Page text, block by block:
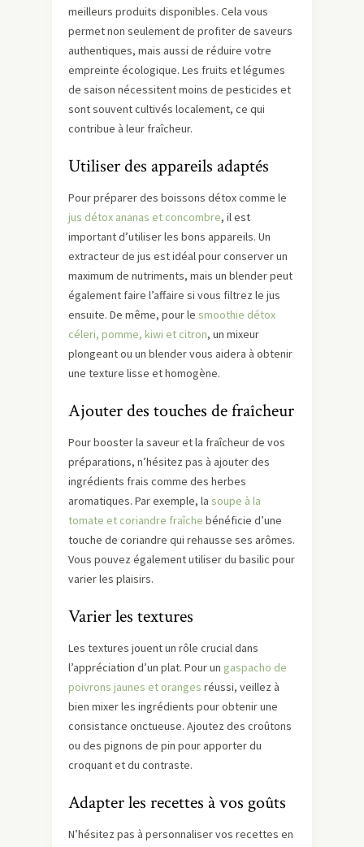
meilleurs produits disponibles. Cela vous
permet non seulement de profiter de saveurs
authentiques, mais aussi de réduire votre
empreinte écologique. Les fruits et légumes
de saison nécessitent moins de pesticides et
sont souvent cultivés localement, ce qui
contribue à leur fraîcheur.
Utiliser des appareils adaptés
Pour préparer des boissons détox comme le
jus détox ananas et concombre, il est
important d’utiliser les bons appareils. Un
extracteur de jus est idéal pour conserver un
maximum de nutriments, mais un blender peut
également faire l’affaire si vous filtrez le jus
ensuite. De même, pour le smoothie détox
céleri, pomme, kiwi et citron, un mixeur
plongeant ou un blender vous aidera à obtenir
une texture lisse et homogène.
Ajouter des touches de fraîcheur
Pour booster la saveur et la fraîcheur de vos
préparations, n’hésitez pas à ajouter des
ingrédients frais comme des herbes
aromatiques. Par exemple, la soupe à la
tomate et coriandre fraîche bénéficie d’une
touche de coriandre qui rehausse ses arômes.
Vous pouvez également utiliser du basilic pour
varier les plaisirs.
Varier les textures
Les textures jouent un rôle crucial dans
l’appréciation d’un plat. Pour un gaspacho de
poivrons jaunes et oranges réussi, veillez à
bien mixer les ingrédients pour obtenir une
consistance onctueuse. Ajoutez des croûtons
ou des pignons de pin pour apporter du
croquant et du contraste.
Adapter les recettes à vos goûts
N’hésitez pas à personnaliser vos recettes en